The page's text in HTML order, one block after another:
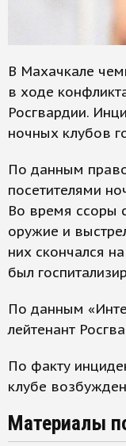
В Махачкале
в ходе
Росгвардии.
ночных клубов
По данным
посетителями
Во время ссоры
оружие и
них скончался
был
По данным
лейтенант
По факту
клубе
Материалы